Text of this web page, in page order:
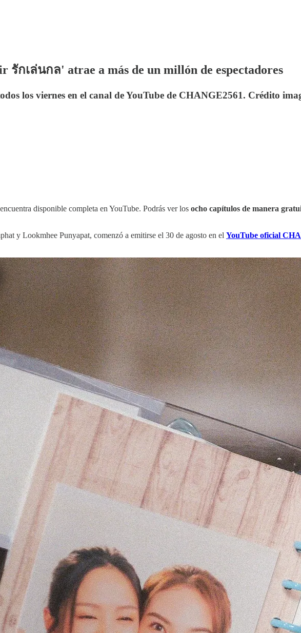
กเล่นกล' atrae a más de un millón de espectadores
los viernes en el canal de YouTube de CHANGE2561. Crédito
disponible completa en YouTube. Podrás ver los ocho capítulos de manera
y Lookmhee Punyapat, comenzó a emitirse el 30 de agosto en el YouTube oficial